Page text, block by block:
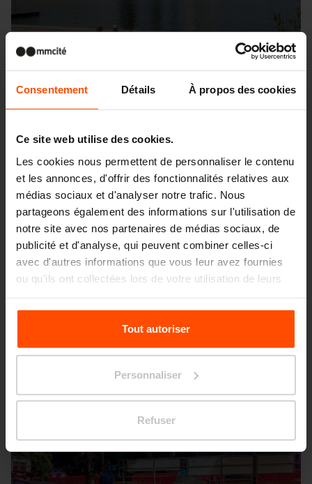
Consentement Détails À propos des cookies
Ce site web utilise des cookies.
Les cookies nous permettent de personnaliser le contenu
et les annonces, d'offrir des fonctionnalités relatives aux
médias sociaux et d'analyser notre trafic. Nous
partageons également des informations sur l'utilisation de
notre site avec nos partenaires de médias sociaux, de
publicité et d'analyse, qui peuvent combiner celles-ci
avec d'autres informations que vous leur avez fournies
ou qu'ils ont collectées lors de votre utilisation de leurs
Pour plus d'informations, veuillez consulter le
sitePrinciples Relating to the Processing Personal
Tout autoriser
Personnaliser
Refuser
Seattle – Popup park